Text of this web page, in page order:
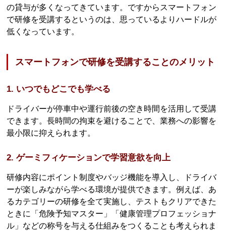
の貸与が多くなってきています。ですからスマートフォン
で研修を受講するというのは、思っているよりハードルが
低くなっています。
スマートフォンで研修を受講することのメリット
1. いつでもどこでも学べる
ドライバーが停車中や運行前後の空き時間を活用して受講
できます。長時間の拘束を避けることで、業務への影響を
最小限に抑えられます。
2. ゲーミフィケーションで学習意欲を向上
研修内容にポイント制度やバッジ機能を導入し、ドライバ
ーが楽しみながら学べる環境が提供できます。例えば、あ
るカテゴリーの研修を全て実施し、テストもクリアできた
ときに「危険予知マスター」「健康管理プロフェッショナ
ル」などの称号を与える仕組みをつくることも考えられま